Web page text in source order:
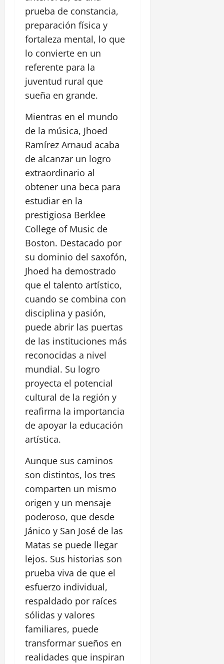
prueba de constancia,
preparación física y
fortaleza mental, lo que
lo convierte en un
referente para la
juventud rural que
sueña en grande.
Mientras en el mundo
de la música, Jhoed
Ramírez Arnaud acaba
de alcanzar un logro
extraordinario al
obtener una beca para
estudiar en la
prestigiosa Berklee
College of Music de
Boston. Destacado por
su dominio del saxofón,
Jhoed ha demostrado
que el talento artístico,
cuando se combina con
disciplina y pasión,
puede abrir las puertas
de las instituciones más
reconocidas a nivel
mundial. Su logro
proyecta el potencial
cultural de la región y
reafirma la importancia
de apoyar la educación
artística.
Aunque sus caminos
son distintos, los tres
comparten un mismo
origen y un mensaje
poderoso, que desde
Jánico y San José de las
Matas se puede llegar
lejos. Sus historias son
prueba viva de que el
esfuerzo individual,
respaldado por raíces
sólidas y valores
familiares, puede
transformar sueños en
realidades que inspiran